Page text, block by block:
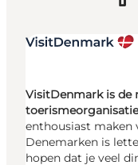
VisitDenmark is de
enthousiast maken
Denemarken is
hopen dat je veel